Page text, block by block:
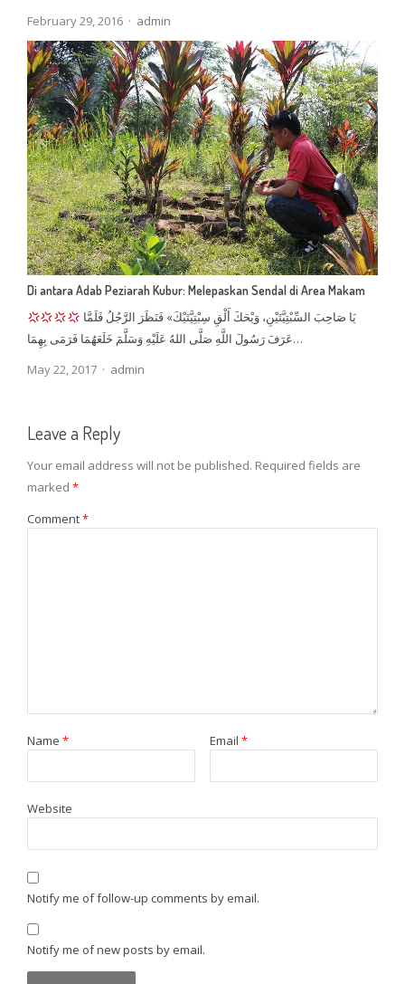
February 29, 2016
Author
admin
Di antara Adab Peziarah Kubur: Melepaskan Sendal di Area Makam
عَرَفَ رَسُولَ اللَّهِ صَلَّى اللهُ عَلَيْهِ وَسَلَّمَ خَلَعَهُمَا فَرَمَى بِهِمَا…
May 22, 2017
Author
admin
Leave a Reply
Your email address will not be published. Required fields are
marked *
Comment*
Name * Email *
Website
Notify me of follow-up comments by email.
Notify me of new posts by email.